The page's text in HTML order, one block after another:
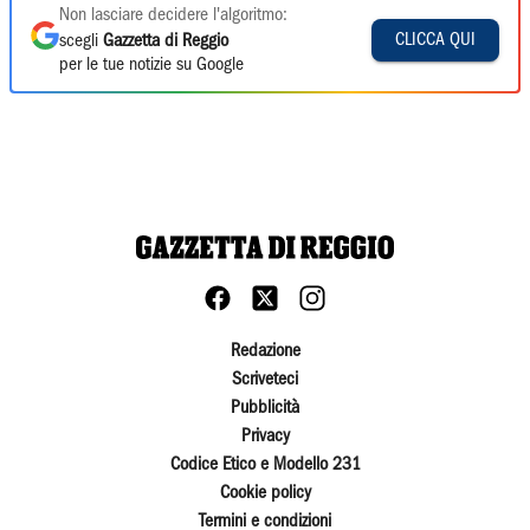
Non lasciare decidere l'algoritmo:
scegli Gazzetta di Reggio
per le tue notizie su Google
CLICCA QUI
Redazione
Scriveteci
Pubblicità
Privacy
Codice Etico e Modello 231
Cookie policy
Termini e condizioni